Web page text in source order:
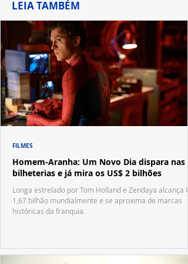
LEIA TAMBÉM
Homem-Aranha: Um Novo Dia dispara nas
bilheterias e já mira os US$ 2 bilhões
Longa estrelado por Tom Holland e Zendaya alcança
1,67 bilhão mundialmente e se aproxima de marcas
históricas da franquia.
FILMES